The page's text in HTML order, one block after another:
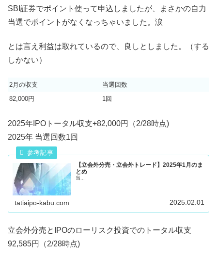
SBI証券でポイント使って申込しましたが、まさかの自力
当選でポイントがなくなっちゃいました。涙
とは言え利益は取れているので、良しとしました。（する
しかない）
2月の収支
当選回数
82,000円
1回
2025年IPOトータル収支+82,000円（2/28時点)
2025年 当選回数1回
【立会外分売・立会外トレード】2025年1月のま
とめ
当...
tatiaipo-kabu.com 2025.02.01
立会外分売とIPOのローリスク投資でのトータル収支
92,585円（2/28時点)